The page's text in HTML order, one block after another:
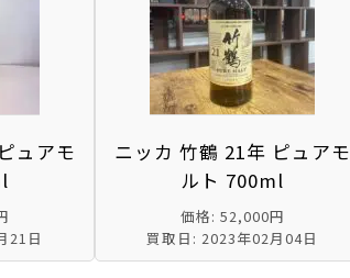
ュアモ
21日
ニッカ 竹鶴 21年 ピュアモ
ルト 700ml
価格: 52,000円
買取日: 2023年02月04日